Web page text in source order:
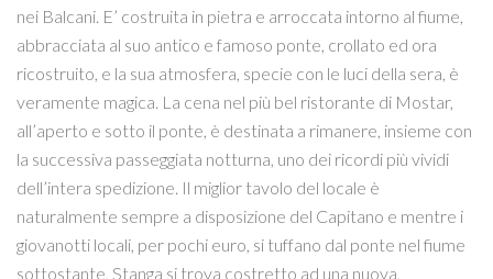
nei Balcani. E’ costruita in pietra e arroccata intorno al fiume,
abbracciata al suo antico e famoso ponte, crollato ed ora
ricostruito, e la sua atmosfera, specie con le luci della sera, è
veramente magica. La cena nel più bel ristorante di Mostar,
all’aperto e sotto il ponte, è destinata a rimanere, insieme con
la successiva passeggiata notturna, uno dei ricordi più vividi
dell’intera spedizione. Il miglior tavolo del locale è
naturalmente sempre a disposizione del Capitano e mentre i
giovanotti locali, per pochi euro, si tuffano dal ponte nel fiume
sottostante, Stanga si trova costretto ad una nuova,